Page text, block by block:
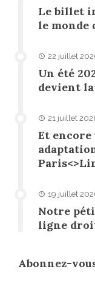
Le billet
le monde
22 juillet
Un été
devient
21 juillet
Et
19 juillet
Notre
ligne
Abonnez-